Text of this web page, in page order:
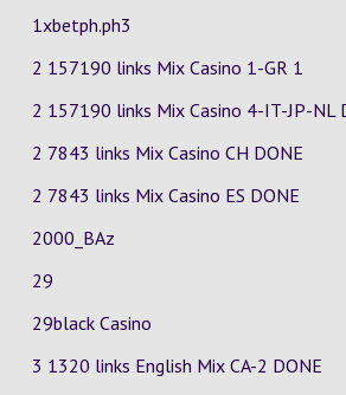
1xbetph.ph3
2 157190 links Mix Casino 1-GR 1
2 157190 links Mix Casino 4-IT-JP-NL
2 7843 links Mix Casino CH DONE
2 7843 links Mix Casino ES DONE
2000_BAz
29
29black Casino
3 1320 links English Mix CA-2 DONE